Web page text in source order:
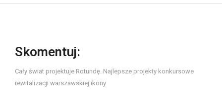
Skomentuj:
Cały świat projektuje Rotundę. Najlepsze projekty konkursowe
rewitalizacji warszawskiej ikony